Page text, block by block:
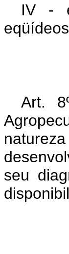
IV -
Art.
seu